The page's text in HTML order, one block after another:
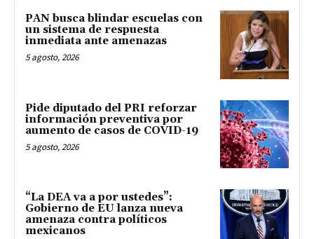
PAN busca blindar escuelas con
un sistema de respuesta
inmediata ante amenazas
5 agosto, 2026
Pide diputado del PRI reforzar
información preventiva por
aumento de casos de COVID-19
5 agosto, 2026
“La DEA va a por ustedes”:
Gobierno de EU lanza nueva
amenaza contra políticos
mexicanos